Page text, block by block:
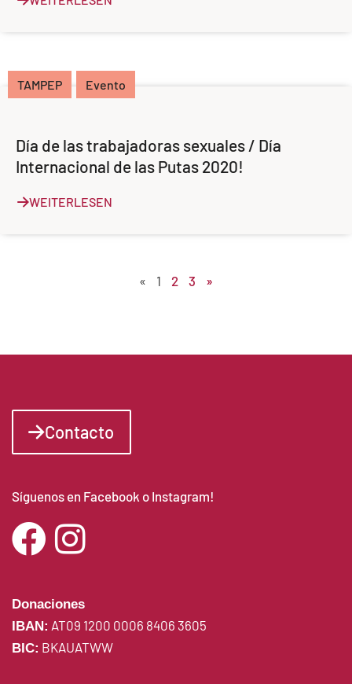
TAMPEP Evento
Día de las trabajadoras sexuales / Día
Internacional de las Putas 2020!
WEITERLESEN
« 1 2 3 »
Contacto
Síguenos en Facebook o Instagram!
Donaciones
IBAN: AT09 1200 0006 8406 3605
BIC: BKAUATWW